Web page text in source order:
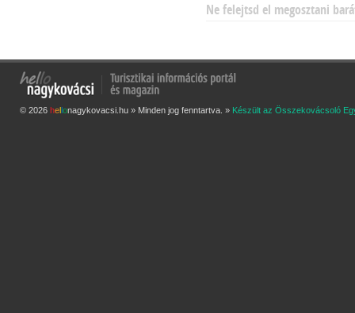
Ne felejtsd el megosztani
© 2026 hellonagykovacsi.hu » Minden jog fenntartva. » Készült az Összekovácsoló